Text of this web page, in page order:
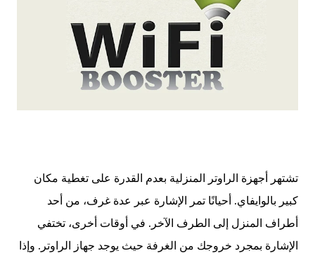
تشتهر أجهزة الراوتر المنزلية بعدم القدرة على تغطية مكان
كبير بالوايفاي. أحيانًا تمر الإشارة عبر عدة غرف، من أحد
أطراف المنزل إلى الطرف الآخر. في أوقات أخرى، تختفي
الإشارة بمجرد خروجك من الغرفة حيث يوجد جهاز الراوتر. وإذا